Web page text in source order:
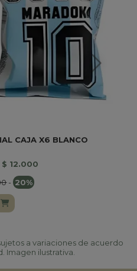
CAJA X6 BLANCO
12.000
- 20%
a variaciones de acuerdo
Imagen ilustrativa.